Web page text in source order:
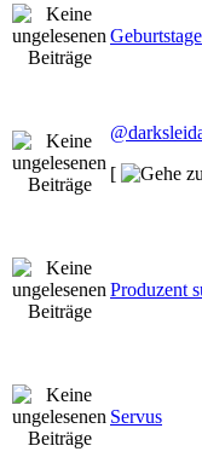
Geburtstage
[
Produzent
Servus